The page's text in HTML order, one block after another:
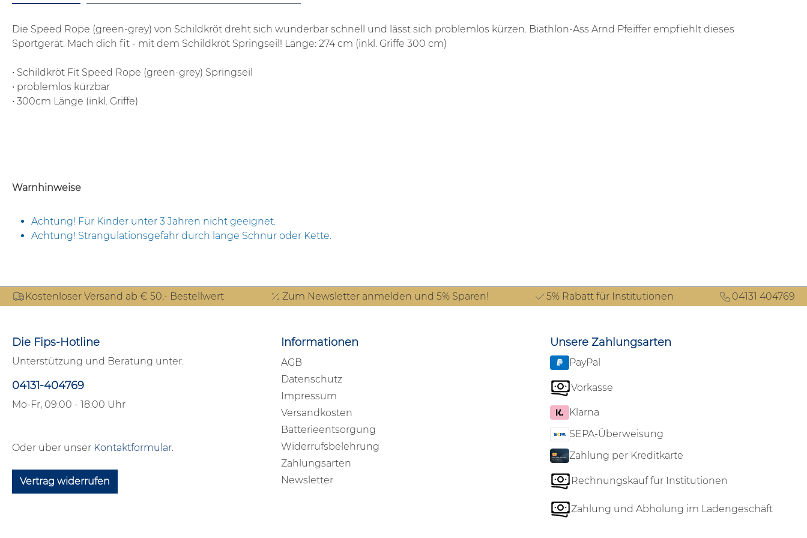
Die Speed Rope (green-grey) von Schildkröt dreht sich wunderbar schnell und lässt sich problemlos kürzen. Biathlon-Ass Arnd Pfeiffer empfiehlt dieses
Sportgerät. Mach dich fit - mit dem Schildkröt Springseil! Länge: 274 cm (inkl. Griffe 300 cm)
• Schildkröt Fit Speed Rope (green-grey) Springseil
• problemlos kürzbar
• 300cm Länge (inkl. Griffe)
Warnhinweise
Achtung! Für Kinder unter 3 Jahren nicht geeignet.
Achtung! Strangulationsgefahr durch lange Schnur oder Kette.
Kostenloser Versand ab € 50,- Bestellwert Zum Newsletter anmelden und 5% Sparen! 5% Rabatt für Institutionen 04131 404769
Die Fips-Hotline
Unterstützung und Beratung unter:
04131-404769
Mo-Fr, 09:00 - 18:00 Uhr
Oder über unser Kontaktformular.
Vertrag widerrufen
Informationen
AGB
Datenschutz
Impressum
Versandkosten
Batterieentsorgung
Widerrufsbelehrung
Zahlungsarten
Newsletter
Unsere Zahlungsarten
PayPal
Vorkasse
Klarna
SEPA-Überweisung
Zahlung per Kreditkarte
Rechnungskauf für Institutionen
Zahlung und Abholung im Ladengeschäft